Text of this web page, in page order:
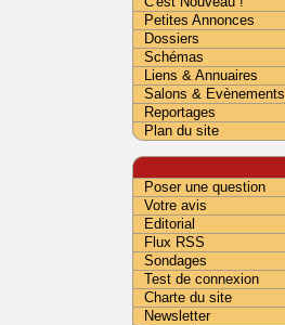
Petites Annonces
Dossiers
Schémas
Liens & Annuaires
Salons & Evènements
Reportages
Plan du site
Poser une question
Votre avis
Editorial
Flux RSS
Sondages
Test de connexion
Charte du site
Newsletter